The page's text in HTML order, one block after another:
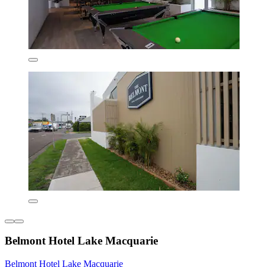
Belmont Hotel Lake Macquarie
Belmont Hotel Lake Macquarie